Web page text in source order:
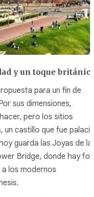
y un toque
para un fin de
sus dimensiones,
pero los sitios
un castillo que fue
guarda las Joyas de la
Bridge, donde hay
los modernos